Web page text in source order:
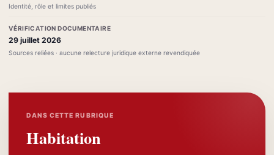
Identité, rôle et limites publiés
VÉRIFICATION DOCUMENTAIRE
29 juillet 2026
Sources reliées · aucune relecture juridique externe revendiquée
DANS CETTE RUBRIQUE
Habitation